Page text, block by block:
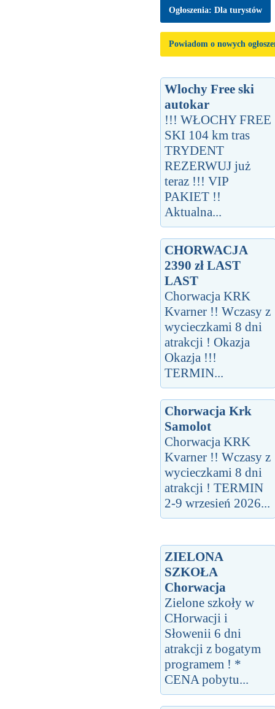
Ogłoszenia: Dla turystów
Powiadom o nowych
Wlochy Free ski
autokar
!!! WŁOCHY FREE
SKI 104 km tras
TRYDENT
REZERWUJ już
teraz !!! VIP
PAKIET !!
Aktualna...
CHORWACJA
2390 zł LAST
LAST
Chorwacja KRK
Kvarner !! Wczasy z
wycieczkami 8 dni
atrakcji ! Okazja
Okazja !!!
TERMIN...
Chorwacja Krk
Samolot
Chorwacja KRK
Kvarner !! Wczasy z
wycieczkami 8 dni
atrakcji ! TERMIN
2-9 wrzesień 2026...
ZIELONA
SZKOŁA
Chorwacja
Zielone szkoły w
CHorwacji i
Słowenii 6 dni
atrakcji z bogatym
programem ! *
CENA pobytu...